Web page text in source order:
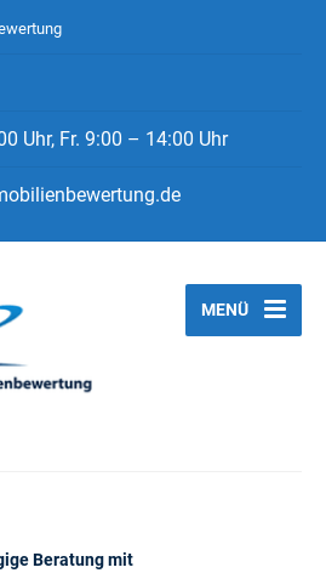
Uhr, Fr. 9:00 – 14:00 Uhr
Beratung mit
MENÜ